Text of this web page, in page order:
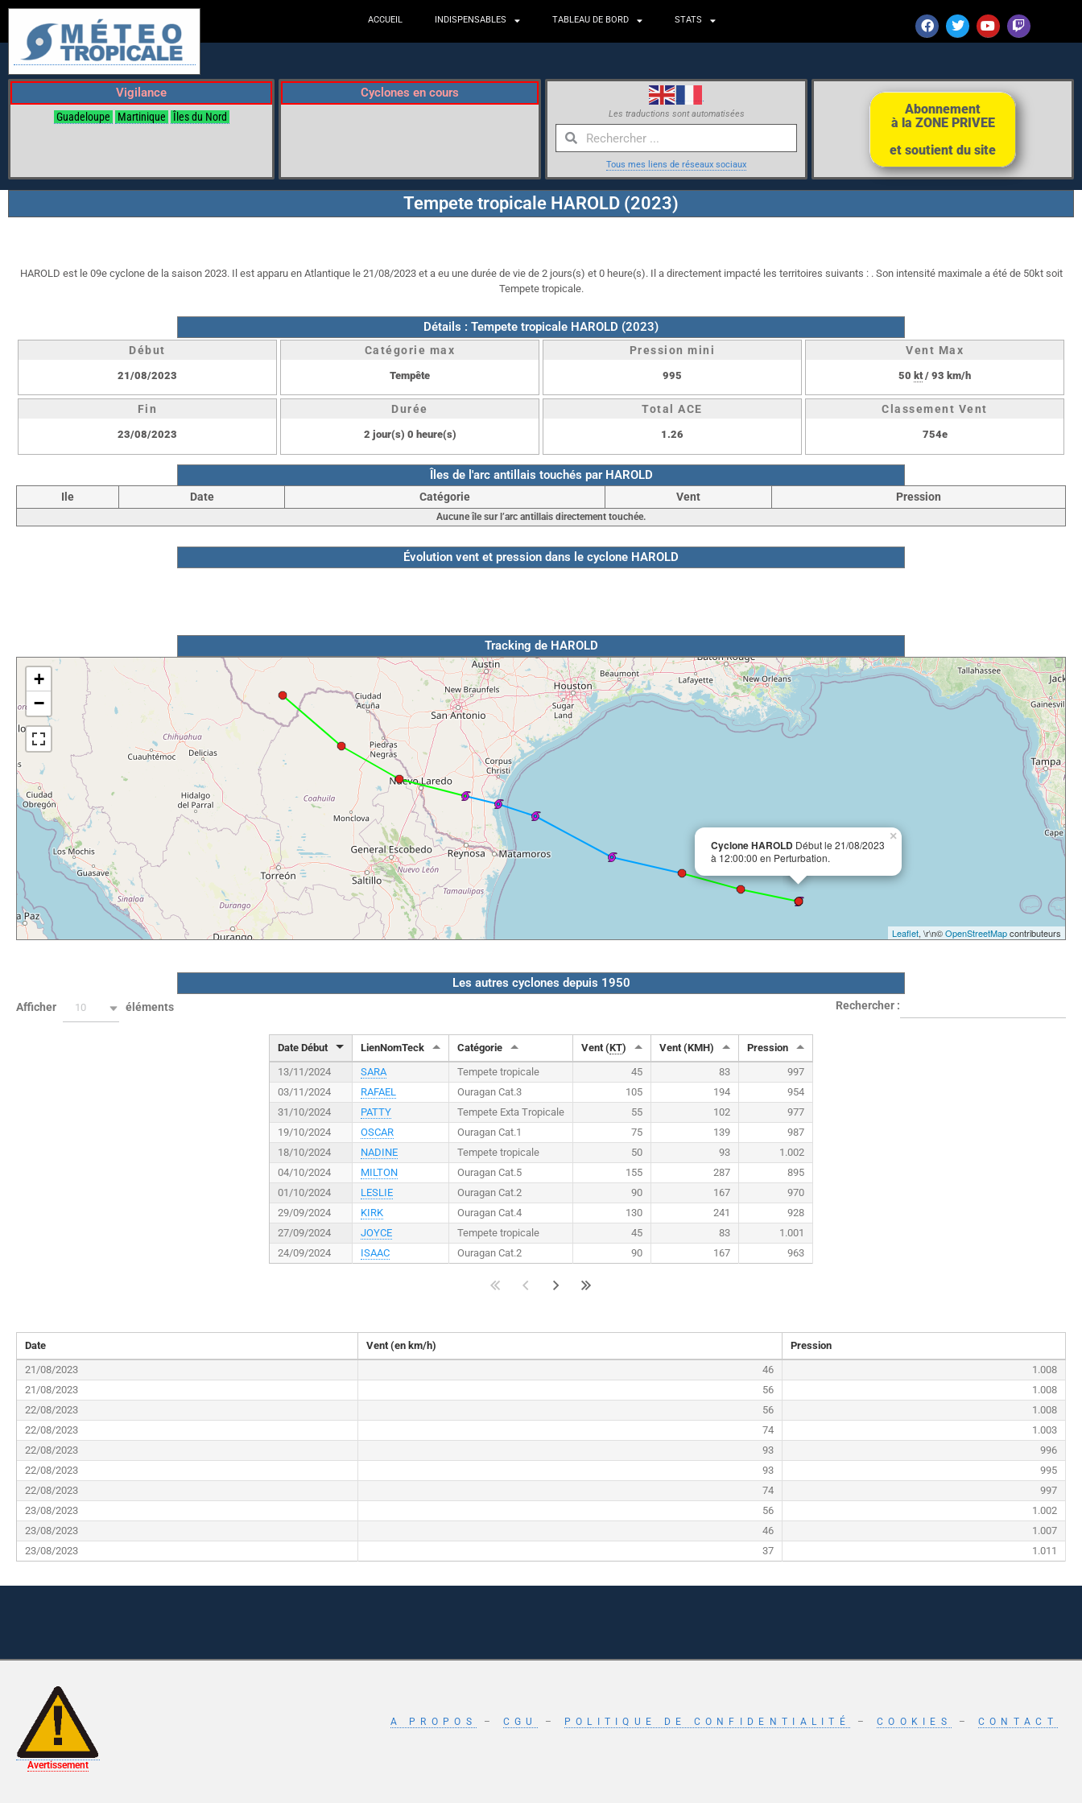
ACCUEIL INDISPENSABLES TABLEAU DE BORD STATS
Vigilance
Guadeloupe Martinique Îles du Nord
Cyclones en cours
Les traductions sont automatisées
Tous mes liens de réseaux sociaux
Abonnement
à la ZONE PRIVEE
et soutient du site
Tempete tropicale HAROLD (2023)
HAROLD est le 09e cyclone de la saison 2023. Il est apparu en Atlantique le 21/08/2023 et a eu une durée de vie de 2 jours(s) et 0 heure(s). Il a directement impacté les territoires suivants : . Son intensité maximale a été de 50kt soit
Tempete tropicale.
Détails : Tempete tropicale HAROLD (2023)
Début
21/08/2023
Catégorie max
Tempête
Pression mini
995
Vent Max
50 kt/ 93 km/h
Fin
23/08/2023
Durée
2 jour(s) 0 heure(s)
Total ACE
1.26
Classement Vent
754e
Îles de l'arc antillais touchés par HAROLD
Ile Date Catégorie Vent Pression
Aucune île sur l’arc antillais directement touchée.
Évolution vent et pression dans le cyclone HAROLD
Tracking de HAROLD
Cyclone HAROLD Début le 21/08/2023
à 12:00:00 en Perturbation.
×
+
−
Leaflet, \r\n©OpenStreetMapcontributeurs
Les autres cyclones depuis 1950
Afficher 10 éléments Rechercher :
Date Début LienNomTeck Catégorie Vent (KT) Vent (KMH)
Pression
13/11/2024
SARA Tempete tropicale 45 83
997
03/11/2024
RAFAEL Ouragan Cat.3 105 194
954
31/10/2024
PATTY Tempete Exta Tropicale 55 102
977
19/10/2024
OSCAR Ouragan Cat.1 75 139
987
18/10/2024
NADINE Tempete tropicale 50 93
1.002
04/10/2024
MILTON Ouragan Cat.5 155 287
895
01/10/2024
LESLIE Ouragan Cat.2 90 167
970
29/09/2024
KIRK Ouragan Cat.4 130 241
928
27/09/2024
JOYCE Tempete tropicale 45 83
1.001
24/09/2024
ISAAC Ouragan Cat.2 90 167 963
Date Vent (en km/h)
Pression
21/08/2023
46
1.008
21/08/2023
56
1.008
22/08/2023
56
1.008
22/08/2023
74
1.003
22/08/2023
93
996
22/08/2023
93
995
22/08/2023
74
997
23/08/2023
56
1.002
23/08/2023
46
1.007
23/08/2023
37 1.011
Avertissement
A PROPOS – CGU – POLITIQUE DE CONFIDENTIALITÉ – COOKIES – CONTACT